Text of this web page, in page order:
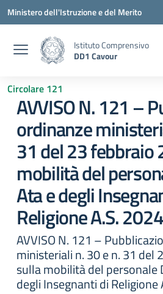
Vai ai contenuti
Vai al menu di navigazione
Vai al footer
Ministero dell'Istruzione e del Merito
Istituto Comprensivo
DD1 Cavour
Circolare 121
AVVISO N. 121 –
ordinanze
31 del 23 febbraio
mobilità del
Ata e degli
Religione A.S.
AVVISO N. 121 –
ministeriali n. 30 e n. 31 del
sulla mobilità del personale
degli Insegnanti di